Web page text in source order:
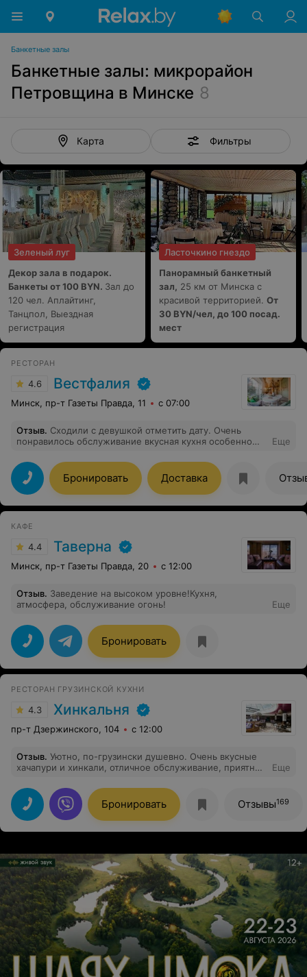
Банкетные залы
Банкетные залы: микрорайон
Петровщина в Минске 8
Карта Фильтры
Зеленый луг
Декор зала в подарок.
Банкеты от 100 BYN. Зал до
120 чел. Аплайтинг,
Танцпол, Выездная
регистрация
Ласточкино гнездо
Панорамный банкетный
зал,
25 км от Минска с
красивой территорией. От
30 BYN/чел, до 100 посад.
мест
РЕСТОРАН
4.6 Вестфалия
Минск, пр-т Газеты Правда, 11 с 07:00
Отзыв. Сходили с девушкой отметить дату. Очень
понравилось обслуживание вкусная кухня особенно
Хотелось бы наглядное меню.
Еще
Бронировать Доставка
КАФЕ
4.4 Таверна
Минск, пр-т Газеты Правда, 20 с 12:00
Отзыв. Заведение на высоком уровне!Кухня,
атмосфера, обслуживание огонь!
Еще
Бронировать
РЕСТОРАН ГРУЗИНСКОЙ КУХНИ
4.3 Хинкальня
пр-т Дзержинского, 104 с 12:00
Отзыв. Уютно, по-грузински душевно. Очень вкусные
хачапури и хинкали, отличное обслуживание, приятные
Еще
Бронировать Отзывы169